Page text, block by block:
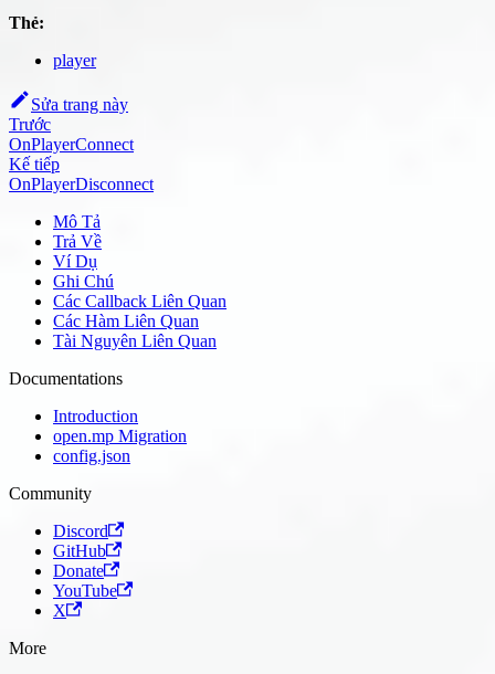
Thẻ:
player
Sửa trang này
Trước
OnPlayerConnect
Kế tiếp
OnPlayerDisconnect
Mô Tả
Trả Về
Ví Dụ
Ghi Chú
Các Callback Liên Quan
Các Hàm Liên Quan
Tài Nguyên Liên Quan
Documentations
Introduction
open.mp Migration
config.json
Community
Discord
GitHub
Donate
YouTube
X
More